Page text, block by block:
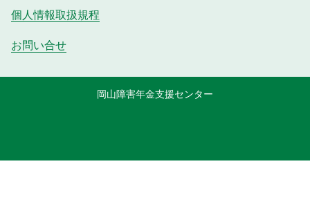
個人情報取扱規程
お問い合せ
岡山障害年金支援センター